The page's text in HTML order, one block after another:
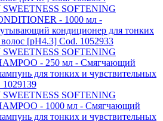
SOFTENING
- 1000 мл -
кондиционер для тонких
[pH4.3] Cod. 1052933
SOFTENING
- 250 мл - Смягчающий
для тонких и чувствительных
1029139
SOFTENING
- 1000 мл - Смягчающий
для тонких и чувствительных